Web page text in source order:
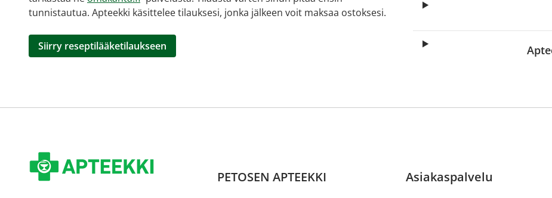
tunnistautua. Apteekki käsittelee tilauksesi, jonka jälkeen voit maksaa ostoksesi.
Siirry reseptilääketilaukseen
PETOSEN APTEEKKI Asiakaspalvelu